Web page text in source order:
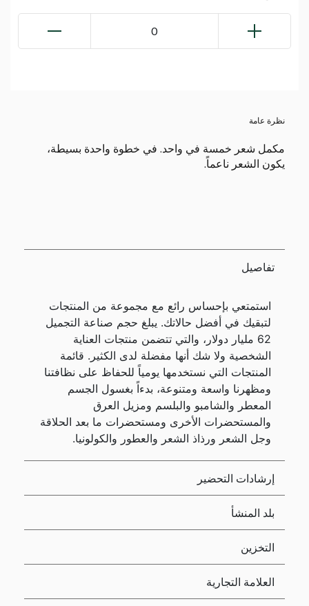
0
نظرة عامة
مكمل شعر خمسة في واحد. في خطوة واحدة بسيطة،
يكون الشعر ناعماً.
تفاصيل
استمتعي بإحساس رائع مع مجموعة من المنتجات
لتبقيك في أفضل حالاتك. يبلغ حجم صناعة التجميل
62 مليار دولار، والتي تتضمن منتجات العناية
الشخصية ولا شك أنها مفضلة لدى الكثير. قائمة
المنتجات التي نستخدمها يومياً للحفاظ على نظافتنا
ومظهرنا واسعة ومتنوعة، بدءاً بغسول الجسم
المعطر والشامبو والبلسم ومزيل العرق
والمستحضرات الأخرى ومستحضرات ما بعد الحلاقة
وجل الشعر ورذاذ الشعر والعطور والكولونيا.
إرشادات التحضير
بلد المنشأ
التخزين
العلامة التجارية